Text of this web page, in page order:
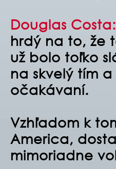
Douglas Costa:
hrdý na to, že
už bolo toľko
na skvelý tím
očakávaní.
Vzhľadom k
America,
mimoriadne